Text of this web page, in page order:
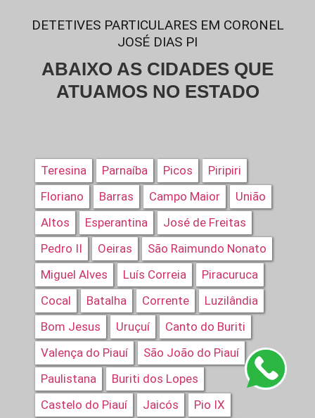
DETETIVES PARTICULARES EM CORONEL
JOSÉ DIAS PI
ABAIXO AS CIDADES QUE
ATUAMOS NO ESTADO
Teresina Parnaíba Picos
Piripiri
Floriano
Barras Campo Maior
União
Altos
Esperantina
José de Freitas
Pedro II
Oeiras
São Raimundo Nonato
Miguel Alves
Luís Correia
Piracuruca
Cocal
Batalha Corrente
Luzilândia
Bom Jesus
Uruçuí
Canto do Buriti
Valença do Piauí
São João do Piauí
Paulistana
Buriti dos Lopes
Castelo do Piauí
Jaicós Pio IX